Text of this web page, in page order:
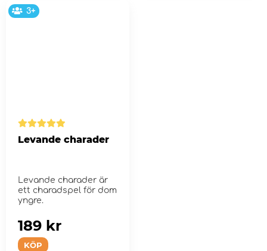
3+
Levande charader
Levande charader är
ett charadspel för dom
yngre.
KÖP
189 kr